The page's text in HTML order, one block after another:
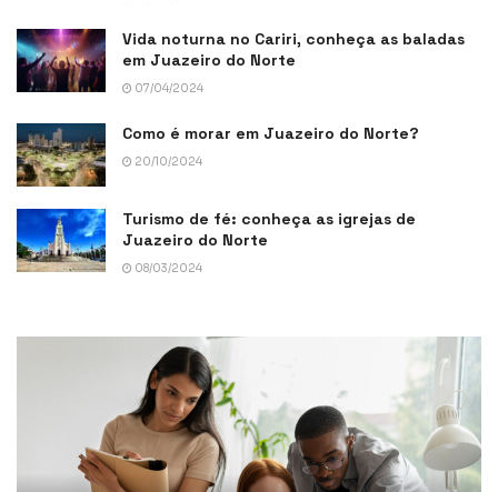
Vida noturna no Cariri, conheça as baladas
em Juazeiro do Norte
07/04/2024
Como é morar em Juazeiro do Norte?
20/10/2024
Turismo de fé: conheça as igrejas de
Juazeiro do Norte
08/03/2024